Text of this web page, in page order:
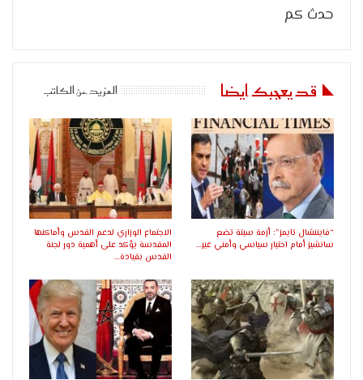
حدث كم
قد يعجبك ايضا المزيد عن الكاتب
“فايننشال تايمز”: أزمة سبتة تضع
سانشيز أمام اختبار سياسي وأمني غير…
الاجتماع الوزاري لدعم القدس وأماكنها
المقدسة يؤكد على أهمية دور لجنة
القدس بقيادة…